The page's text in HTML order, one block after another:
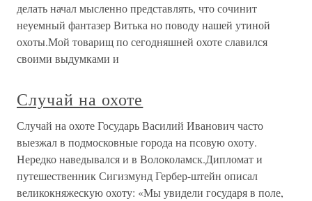
делать начал мысленно представлять, что сочинит
неуемный фантазер Витька но поводу нашей утиной
охоты.Мой товарищ по сегодняшней охоте славился
своими выдумками и
Случай на охоте
Случай на охоте Государь Василий Иванович часто
выезжал в подмосковные города на псовую охоту.
Нередко наведывался и в Волоколамск.Дипломат и
путешественник Сигизмунд Гербер-штейн описал
великокняжескую охоту: «Мы увидели государя в поле,